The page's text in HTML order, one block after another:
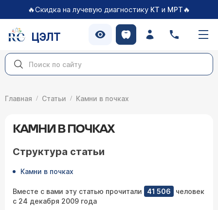
🔥Скидка на лучевую диагностику КТ и МРТ🔥
ЦЭЛТ
Главная Статьи Камни в почках
КАМНИ В ПОЧКАХ
Структура статьи
Камни в почках
Вместе с вами эту статью прочитали 41 506
человек
с 24 декабря 2009 года